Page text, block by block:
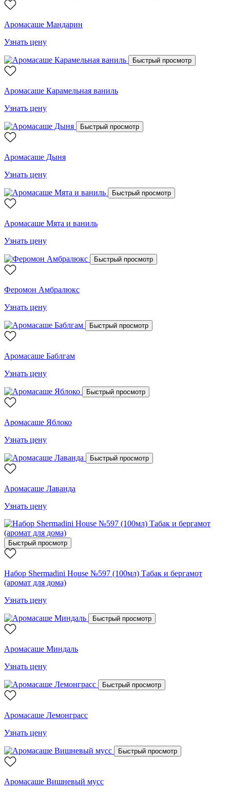
Аромасаше Мандарин
Узнать цену
Быстрый просмотр
Аромасаше Карамельная ваниль
Узнать цену
Быстрый просмотр
Аромасаше Дыня
Узнать цену
Быстрый просмотр
Аромасаше Мята и ваниль
Узнать цену
Быстрый просмотр
Феромон Амбралюкс
Узнать цену
Быстрый просмотр
Аромасаше Баблгам
Узнать цену
Быстрый просмотр
Аромасаше Яблоко
Узнать цену
Быстрый просмотр
Аромасаше Лаванда
Узнать цену
Быстрый просмотр
Набор Shermadini House №597 (100мл) Табак и бергамот
(аромат для дома)
Узнать цену
Быстрый просмотр
Аромасаше Миндаль
Узнать цену
Быстрый просмотр
Аромасаше Лемонграсс
Узнать цену
Быстрый просмотр
Аромасаше Вишневый мусс